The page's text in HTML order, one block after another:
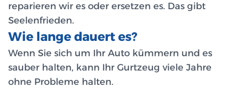
reparieren wir es oder ersetzen es. Das gibt
Seelenfrieden.
Wie lange dauert es?
Wenn Sie sich um Ihr Auto kümmern und es
sauber halten, kann Ihr Gurtzeug viele Jahre
ohne Probleme halten.